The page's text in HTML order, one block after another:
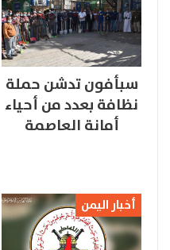
سبأفون تدشن حملة
نظافة بعدد من أحياء
أمانة العاصمة
أخبار اليمن